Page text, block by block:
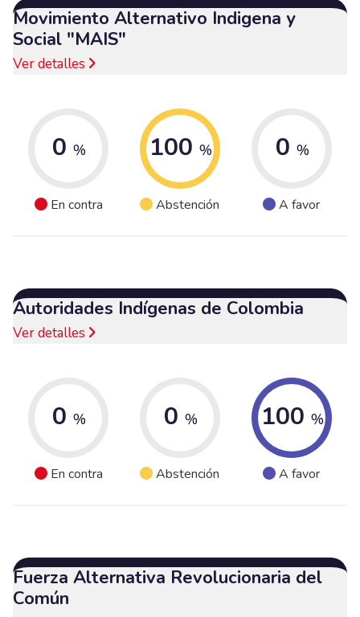
Movimiento Alternativo Indigena y
Social "MAIS"
Ver detalles
0 %
En contra
100 %
Abstención
0 %
A favor
Autoridades Indígenas de Colombia
Ver detalles
0 %
En contra
0 %
Abstención
100 %
A favor
Fuerza Alternativa Revolucionaria del
Común